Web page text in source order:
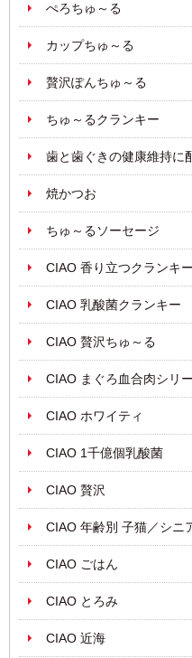
ぺろちゅ～る
カップちゅ～る
贅沢ぽんちゅ～る
ちゅ～るクランキー
歯と歯ぐきの健康維持に
焼かつお
ちゅ～るソーセージ
CIAO 香り立つクランキ
CIAO 乳酸菌クランキー
CIAO 贅沢ちゅ～る
CIAO まぐろ血合肉シリ
CIAO ホワイティ
CIAO 1千億個乳酸菌
CIAO 贅沢
CIAO 年齢別 子猫／シニ
CIAO ごはん
CIAO とろみ
CIAO 近海